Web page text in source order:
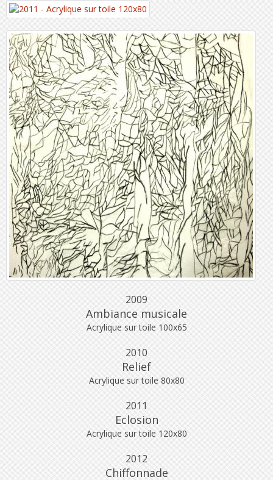
2009
Ambiance musicale
Acrylique sur toile 100x65
2010
Relief
Acrylique sur toile 80x80
2011
Eclosion
Acrylique sur toile 120x80
2012
Chiffonnade